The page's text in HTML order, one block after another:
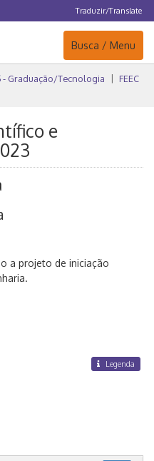
Traduzir/Translate
Navegação
Busca / Menu
- Graduação/Tecnologia
FEEC
e
a projeto de iniciação
Legenda